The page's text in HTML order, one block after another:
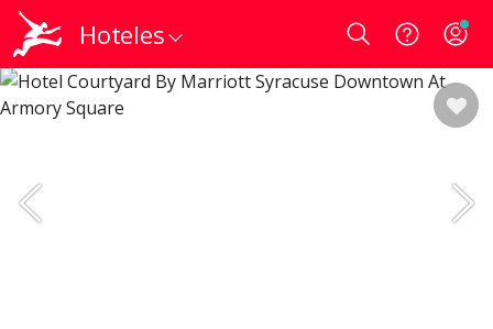
Hoteles Login